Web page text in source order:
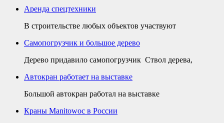
Аренда спецтехники
В строительстве любых объектов участвуют
Самопогрузчик и большое дерево
Дерево придавило самопогрузчик Ствол дерева,
Автокран работает на выставке
Большой автокран работал на выставке
Краны Manitowoc в России